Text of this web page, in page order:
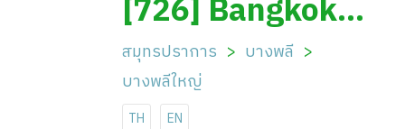
ศูนย์ดูแลผู้สูงอายุ
กรุงเทพฯสาขา
บางพลี1
[726] Bangkok
Elderly Care
Center, Bang Phli
สมุทรปราการ
บางพลี
บางพลีใหญ่
TH EN